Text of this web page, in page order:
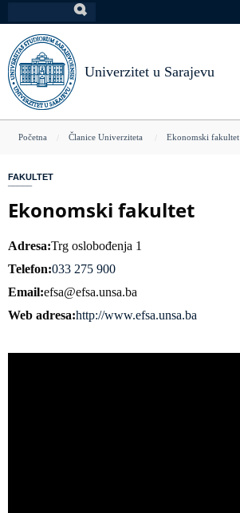
na
glavni
sadržaj
Univerzitet u Sarajevu
You
here
Početna Članice Univerziteta Ekonomski fakultet
FAKULTET
Ekonomski fakultet
Adresa Trg oslobođenja 1
Telefon 033 275 900
Email efsa@efsa.unsa.ba
Web adresa http://www.efsa.unsa.ba